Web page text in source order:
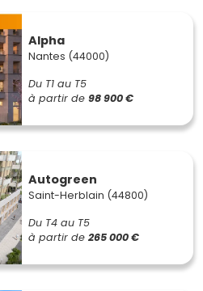
Alpha
Nantes (44000)
Du T1 au T5
à partir de 98 900 €
Autogreen
Saint-Herblain (44800)
Du T4 au T5
à partir de 265 000 €